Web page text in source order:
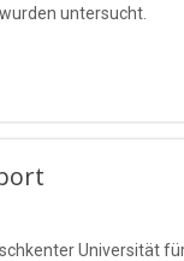
untersucht.
Universität